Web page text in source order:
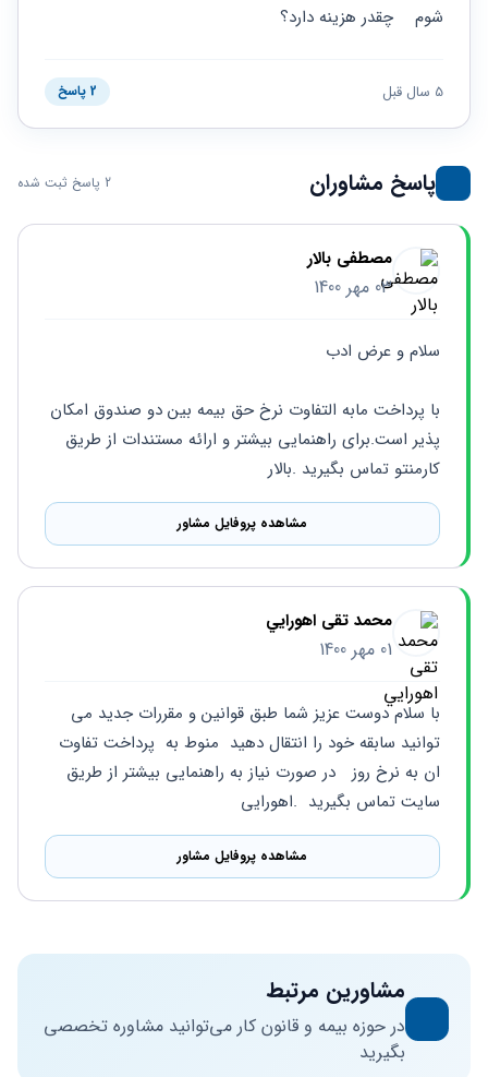
برنامه نویسی
طلاق
خانواده
حقوقی
کسب
سئو و
سایت
ثبت
شوم    چقدر هزینه دارد؟
5 سال قبل 2 پاسخ
پاسخ مشاوران 2 پاسخ ثبت شده
مصطفی بالار
03 مهر 1400
سلام و عرض ادب
کارمنتو تماس بگیرید .بالار
مشاهده پروفایل مشاور
محمد تقی اهورايي
01 مهر 1400
سایت تماس بگیرید  .اهورایی
مشاهده پروفایل مشاور
مشاورین مرتبط
در حوزه بیمه و قانون کار می‌توانید مشاوره تخصصی
بگیرید